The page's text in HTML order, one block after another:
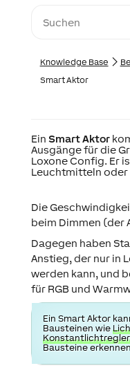
Knowledge Base
Smart Aktor
Ein Smart Aktor
Ausgänge für die
Loxone Config. Er
Leuchtmitteln
Die
beim Dimmen (der
Dagegen haben
Anstieg, der nur in
werden kann, und
für RGB und
Ein Smart Aktor
Bausteinen wie
Konstantlichtregler
Bausteine